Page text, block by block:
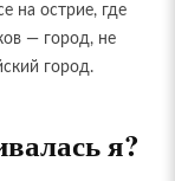
на острие, где
— город, не
город.
я?